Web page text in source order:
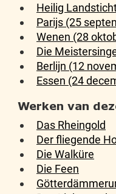
Heilig
Parijs (25
Wenen (28
Die
Berlijn (12
Essen (24
Werken van
Das Rheingold
Der fliegende
Die Walküre
Die Feen